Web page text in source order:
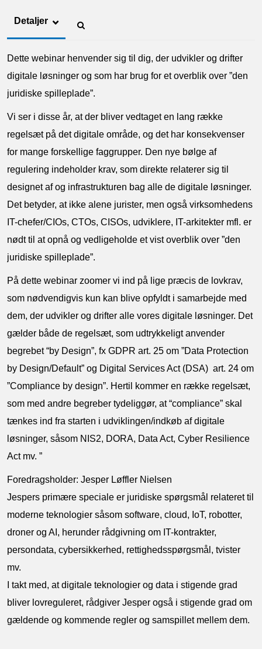
Detaljer
Dette webinar henvender sig til dig, der udvikler og drifter
digitale løsninger og som har brug for et overblik over ”den
juridiske spilleplade”.
Vi ser i disse år, at der bliver vedtaget en lang række
regelsæt på det digitale område, og det har konsekvenser
for mange forskellige faggrupper. Den nye bølge af
regulering indeholder krav, som direkte relaterer sig til
designet af og infrastrukturen bag alle de digitale løsninger.
Det betyder, at ikke alene jurister, men også virksomhedens
IT-chefer/CIOs, CTOs, CISOs, udviklere, IT-arkitekter mfl. er
nødt til at opnå og vedligeholde et vist overblik over ”den
juridiske spilleplade”.
På dette webinar zoomer vi ind på lige præcis de lovkrav,
som nødvendigvis kun kan blive opfyldt i samarbejde med
dem, der udvikler og drifter alle vores digitale løsninger. Det
gælder både de regelsæt, som udtrykkeligt anvender
begrebet “by Design”, fx GDPR art. 25 om ”Data Protection
by Design/Default” og Digital Services Act (DSA) art. 24 om
”Compliance by design”. Hertil kommer en række regelsæt,
som med andre begreber tydeliggør, at “compliance” skal
tænkes ind fra starten i udviklingen/indkøb af digitale
løsninger, såsom NIS2, DORA, Data Act, Cyber Resilience
Act mv. ”
Foredragsholder: Jesper Løffler Nielsen
Jespers primære speciale er juridiske spørgsmål relateret til
moderne teknologier såsom software, cloud, IoT, robotter,
droner og AI, herunder rådgivning om IT-kontrakter,
persondata, cybersikkerhed, rettighedsspørgsmål, tvister
mv.
I takt med, at digitale teknologier og data i stigende grad
bliver lovreguleret, rådgiver Jesper også i stigende grad om
gældende og kommende regler og samspillet mellem dem.